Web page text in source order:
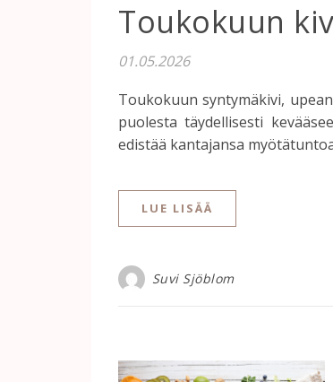
Toukokuun
01.05.2026
Toukokuun syntymäkivi,
puolesta täydellisesti
edistää kantajansa
LUE LISÄÄ
Suvi Sjöblom